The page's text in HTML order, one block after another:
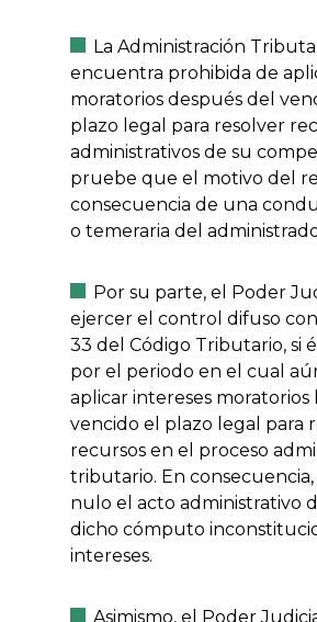
La Administración
encuentra prohibida de
moratorios después del
plazo legal para resolver
administrativos de su
pruebe que el motivo del
consecuencia de una
o temeraria del
Por su parte, el Poder
ejercer el control difuso
33 del Código Tributario, si
por el periodo en el cual
aplicar intereses moratorios
vencido el plazo legal para
recursos en el proceso
tributario. En
nulo el acto administrativo
dicho cómputo
intereses.
Asimismo, el Poder